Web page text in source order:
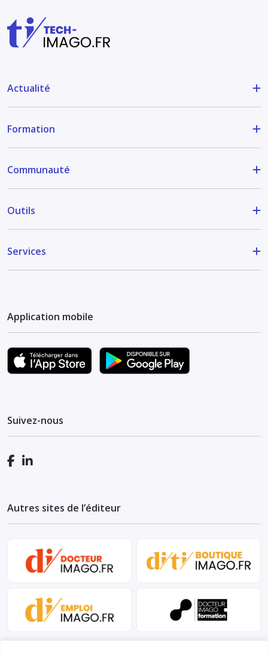
Actualité
Formation
Communauté
Outils
Services
Application mobile
Suivez-nous
Autres sites de l’éditeur